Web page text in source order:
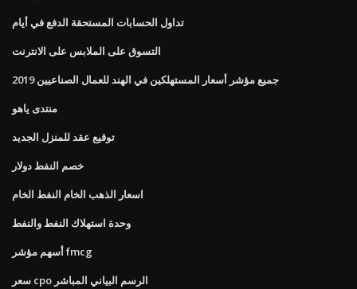
تداول الحسابات المستحقة الدفع في أيام
التسوق على الملابس على الانترنت
جميع مؤشر أسعار المستهلكين في الهند للعمال الصناعيين 2019
منتدى ياهو
توقيع عقد للمنزل الجديد
خصم النفط دولار
اسعار الذهب الخام النفط الخام
وحدة استهلاك النفط والنفط
أسهم مؤشر fmcg
سعر cpo الرسم البياني المباشر